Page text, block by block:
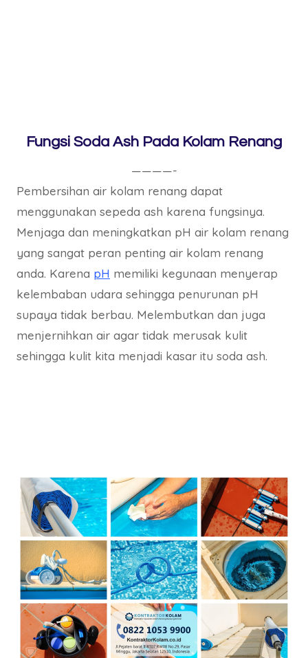
Fungsi Soda Ash Pada Kolam Renang
————-
Pembersihan air kolam renang dapat
menggunakan sepeda ash karena fungsinya.
Menjaga dan meningkatkan pH air kolam renang
yang sangat peran penting air kolam renang
anda. Karena pH memiliki kegunaan menyerap
kelembaban udara sehingga penurunan pH
supaya tidak berbau. Melembutkan dan juga
menjernihkan air agar tidak merusak kulit
sehingga kulit kita menjadi kasar itu soda ash.